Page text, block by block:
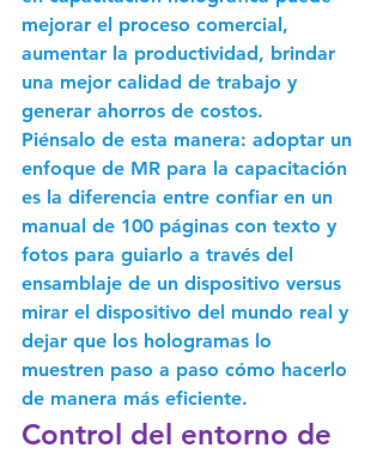
mejorar el proceso comercial,
aumentar la productividad, brindar
una mejor calidad de trabajo y
generar ahorros de costos.
Piénsalo de esta manera: adoptar un
enfoque de MR para la capacitación
es la diferencia entre confiar en un
manual de 100 páginas con texto y
fotos para guiarlo a través del
ensamblaje de un dispositivo versus
mirar el dispositivo del mundo real y
dejar que los hologramas lo
muestren paso a paso cómo hacerlo
de manera más eficiente.
Control del entorno de